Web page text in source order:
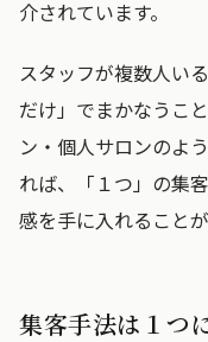
介されています。
スタッフが複数人い
だけ」でまかなうこ
ン・個人サロンのよ
れば、「１つ」の集
感を手に入れることが
集客手法は１つ